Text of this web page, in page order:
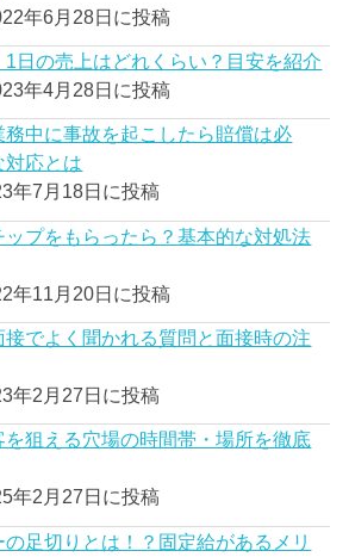
年6月28日に投稿
1日の売上はどれくらい？目安を紹介
年4月28日に投稿
務中に事故を起こしたら賠償は必
対応とは
年7月18日に投稿
ップをもらったら？基本的な対処法
年11月20日に投稿
でよく聞かれる質問と面接時の注
年2月27日に投稿
を狙える穴場の時間帯・場所を徹底
年2月27日に投稿
足切りとは！？固定給があるメリ